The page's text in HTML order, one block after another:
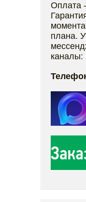
Оплата
плана.
каналы: